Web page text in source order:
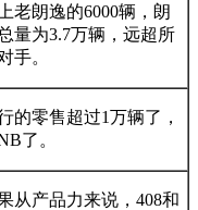
老朗逸的6000辆，朗
量为3.7万辆，远超所
手。
的零售超过1万辆了，
了。
从产品力来说，408和